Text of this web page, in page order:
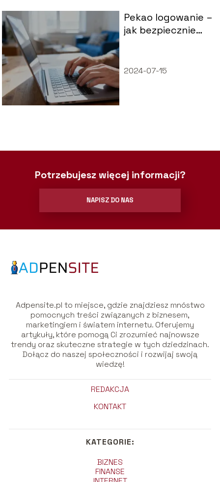
Pekao logowanie –
jak bezpiecznie
2024-07-15
Potrzebujesz więcej informacji?
NAPISZ DO NAS
Adpensite.pl to miejsce, gdzie znajdziesz mnóstwo
pomocnych treści związanych z biznesem,
marketingiem i światem internetu. Oferujemy
artykuły, które pomogą Ci zrozumieć najnowsze
trendy oraz skuteczne strategie w tych dziedzinach.
Dołącz do naszej społeczności i rozwijaj swoją
wiedzę!
REDAKCJA
KONTAKT
KATEGORIE:
BIZNES
FINANSE